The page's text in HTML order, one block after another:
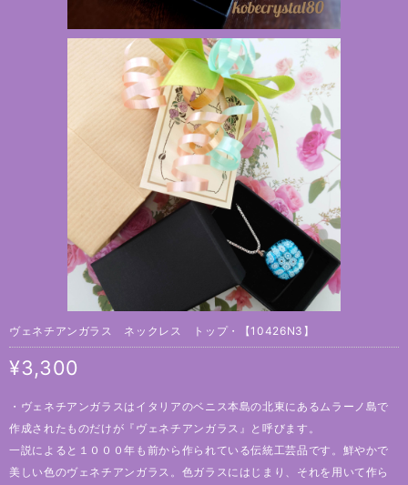
ヴェネチアンガラス ネックレス トップ・【10426N3】
¥3,300
・ヴェネチアンガラスはイタリアのベニス本島の北東にあるムラーノ島で
作成されたものだけが『ヴェネチアンガラス』と呼びます。
一説によると１０００年も前から作られている伝統工芸品です。鮮やかで
美しい色のヴェネチアンガラス。色ガラスにはじまり、それを用いて作ら